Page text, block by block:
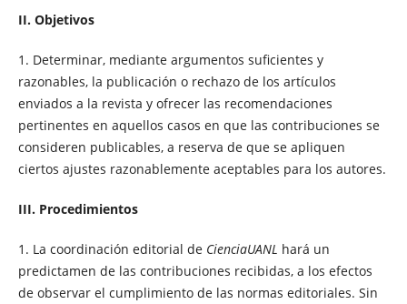
II. Objetivos
1. Determinar, mediante argumentos suficientes y
razonables, la publicación o rechazo de los artículos
enviados a la revista y ofrecer las recomendaciones
pertinentes en aquellos casos en que las contribuciones se
consideren publicables, a reserva de que se apliquen
ciertos ajustes razonablemente aceptables para los autores.
III. Procedimientos
1. La coordinación editorial de CienciaUANL hará un
predictamen de las contribuciones recibidas, a los efectos
de observar el cumplimiento de las normas editoriales. Sin